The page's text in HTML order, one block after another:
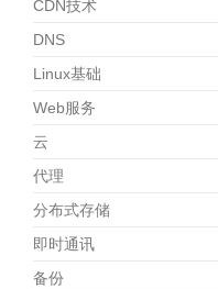
CDN技术
DNS
Linux基础
Web服务
云
代理
分布式存储
即时通讯
备份